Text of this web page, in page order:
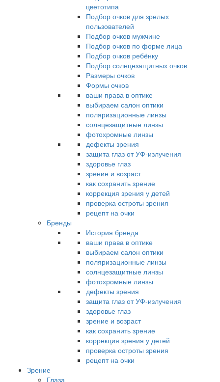
цветотипа
Подбор очков для зрелых
пользователей
Подбор очков мужчине
Подбор очков по форме лица
Подбор очков ребёнку
Подбор солнцезащитных очков
Размеры очков
Формы очков
ваши права в оптике
выбираем салон оптики
поляризационные линзы
солнцезащитные линзы
фотохромные линзы
дефекты зрения
защита глаз от УФ-излучения
здоровье глаз
зрение и возраст
как сохранить зрение
коррекция зрения у детей
проверка остроты зрения
рецепт на очки
Бренды
История бренда
ваши права в оптике
выбираем салон оптики
поляризационные линзы
солнцезащитные линзы
фотохромные линзы
дефекты зрения
защита глаз от УФ-излучения
здоровье глаз
зрение и возраст
как сохранить зрение
коррекция зрения у детей
проверка остроты зрения
рецепт на очки
Зрение
Глаза